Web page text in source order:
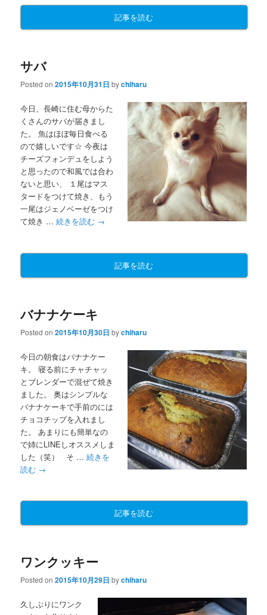
記事を読む
サバ
Posted on2015年10月31日 bychiharu
今日、長崎に住む母からた
くさんのサバが届きまし
た。 魚はほぼ毎日食べる
ので嬉しいです☆ 今夜は
チーズフォンデュをしよう
と思ったので和風では合わ
ないと思い、 １尾はマス
タードをつけて焼き、もう
一尾はジェノベーゼをつけ
て焼き …続きを読む →
記事を読む
バナナケーキ
Posted on2015年10月30日 bychiharu
今日の朝食はバナナケー
キ。 寝る前にチャチャッ
とブレンダーで混ぜて焼き
ました。 奥はシンプルな
バナナケーキで手前のには
チョコチップを入れまし
た。 あまりにも簡単なの
で姉にLINEしオススメしま
した（笑） そ …続きを
読む →
記事を読む
ワンクッキー
Posted on2015年10月29日 bychiharu
久しぶりにワンク